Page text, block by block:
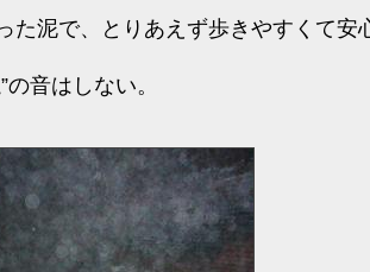
た泥で、とりあえず歩きやすくて安
の音はしない。